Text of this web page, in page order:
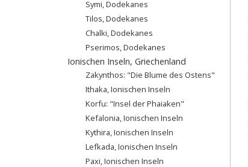
Symi, Dodekanes
Tilos, Dodekanes
Chalki, Dodekanes
Pserimos, Dodekanes
Ionischen Inseln, Griechenland
Zakynthos: "Die Blume des Ostens"
Ithaka, Ionischen Inseln
Korfu: "Insel der Phaiaken"
Kefalonia, Ionischen Inseln
Kythira, Ionischen Inseln
Lefkada, Ionischen Inseln
Paxi, Ionischen Inseln